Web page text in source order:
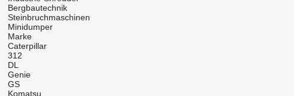
Bergbautechnik
Steinbruchmaschinen
Minidumper
Marke
Caterpillar
312
DL
Genie
GS
Komatsu